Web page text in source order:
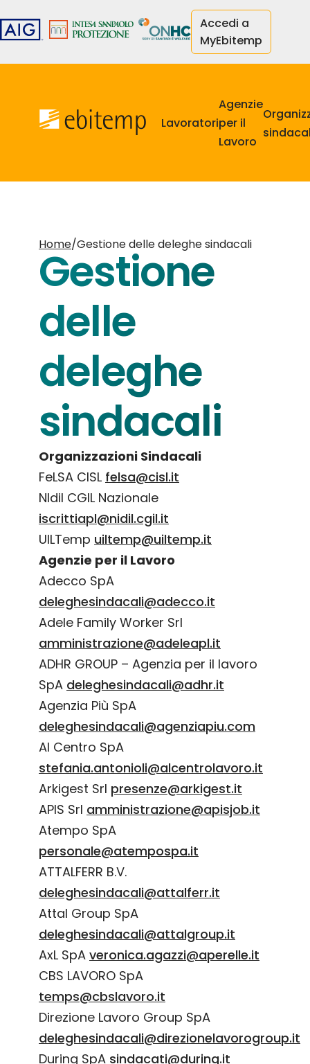
al
contenuto
principale
Accedi a
MyEbitemp
principale
Lavoratori
Agenzie
per il
Lavoro
Home/Gestione delle deleghe sindacali
Gestione
delle
deleghe
sindacali
Organizzazioni Sindacali
FeLSA CISL felsa@cisl.it
NIdil CGIL Nazionale
iscrittiapl@nidil.cgil.it
UILTemp uiltemp@uiltemp.it
Agenzie per il Lavoro
Adecco SpA
deleghesindacali@adecco.it
Adele Family Worker Srl
amministrazione@adeleapl.it
ADHR GROUP – Agenzia per il lavoro
SpA deleghesindacali@adhr.it
Agenzia Più SpA
deleghesindacali@agenziapiu.com
Al Centro SpA
stefania.antonioli@alcentrolavoro.it
Arkigest Srl presenze@arkigest.it
APIS Srl amministrazione@apisjob.it
Atempo SpA
personale@atempospa.it
ATTALFERR B.V.
deleghesindacali@attalferr.it
Attal Group SpA
deleghesindacali@attalgroup.it
AxL SpA veronica.agazzi@aperelle.it
CBS LAVORO SpA
temps@cbslavoro.it
Direzione Lavoro Group SpA
deleghesindacali@direzionelavorogroup.it
During SpA sindacati@during.it